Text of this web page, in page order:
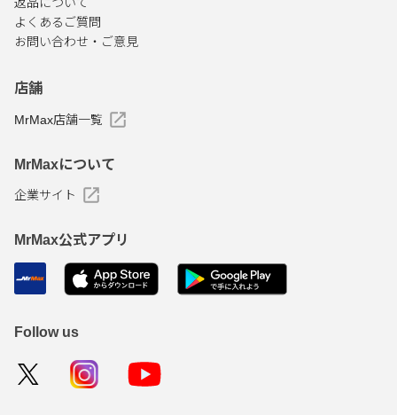
よくあるご質問
お問い合わせ・ご意見
店舗
MrMax店舗一覧
MrMaxについて
企業サイト
MrMax公式アプリ
Follow us